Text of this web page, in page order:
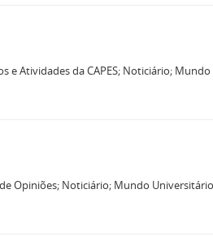
Atividades da CAPES; Noticiário;
Opiniões; Noticiário; Mundo